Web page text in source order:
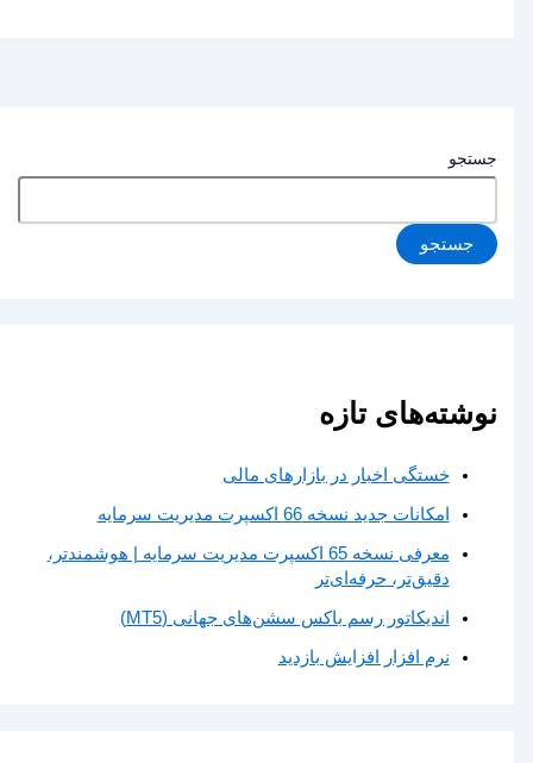
جستجو
جستجو
نوشته‌های تازه
خستگی اخبار در بازارهای مالی
امکانات جدید نسخه 66 اکسپرت مدیریت سرمایه
معرفی نسخه 65 اکسپرت مدیریت سرمایه | هوشمندتر،
دقیق‌تر، حرفه‌ای‌تر
اندیکاتور رسم باکس سشن‌های جهانی (MT5)
نرم افزار افزایش بازدید